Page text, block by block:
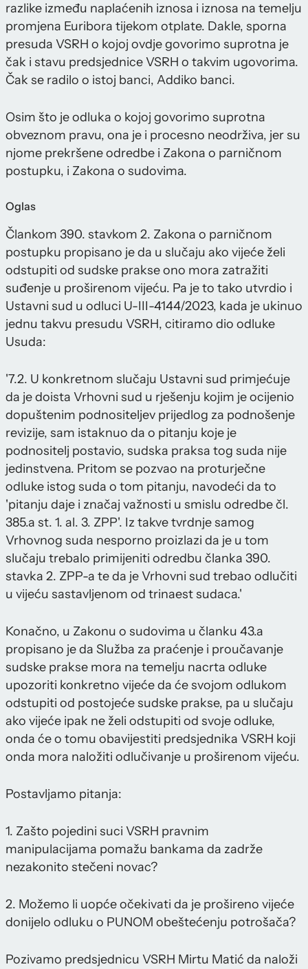
razlike između naplaćenih iznosa i iznosa na temelju
promjena Euribora tijekom otplate. Dakle, sporna
presuda VSRH o kojoj ovdje govorimo suprotna je
čak i stavu predsjednice VSRH o takvim ugovorima.
Čak se radilo o istoj banci, Addiko banci.
Osim što je odluka o kojoj govorimo suprotna
obveznom pravu, ona je i procesno neodrživa, jer su
njome prekršene odredbe i Zakona o parničnom
postupku, i Zakona o sudovima.
Oglas
Člankom 390. stavkom 2. Zakona o parničnom
postupku propisano je da u slučaju ako vijeće želi
odstupiti od sudske prakse ono mora zatražiti
suđenje u proširenom vijeću. Pa je to tako utvrdio i
Ustavni sud u odluci U-III-4144/2023, kada je ukinuo
jednu takvu presudu VSRH, citiramo dio odluke
Usuda:
'7.2. U konkretnom slučaju Ustavni sud primjećuje
da je doista Vrhovni sud u rješenju kojim je ocijenio
dopuštenim podnositeljev prijedlog za podnošenje
revizije, sam istaknuo da o pitanju koje je
podnositelj postavio, sudska praksa tog suda nije
jedinstvena. Pritom se pozvao na proturječne
odluke istog suda o tom pitanju, navodeći da to
'pitanju daje i značaj važnosti u smislu odredbe čl.
385.a st. 1. al. 3. ZPP'. Iz takve tvrdnje samog
Vrhovnog suda nesporno proizlazi da je u tom
slučaju trebalo primijeniti odredbu članka 390.
stavka 2. ZPP-a te da je Vrhovni sud trebao odlučiti
u vijeću sastavljenom od trinaest sudaca.'
Konačno, u Zakonu o sudovima u članku 43.a
propisano je da Služba za praćenje i proučavanje
sudske prakse mora na temelju nacrta odluke
upozoriti konkretno vijeće da će svojom odlukom
odstupiti od postojeće sudske prakse, pa u slučaju
ako vijeće ipak ne želi odstupiti od svoje odluke,
onda će o tomu obavijestiti predsjednika VSRH koji
onda mora naložiti odlučivanje u proširenom vijeću.
Postavljamo pitanja:
1. Zašto pojedini suci VSRH pravnim
manipulacijama pomažu bankama da zadrže
nezakonito stečeni novac?
2. Možemo li uopće očekivati da je prošireno vijeće
donijelo odluku o PUNOM obeštećenju potrošača?
Pozivamo predsjednicu VSRH Mirtu Matić da naloži